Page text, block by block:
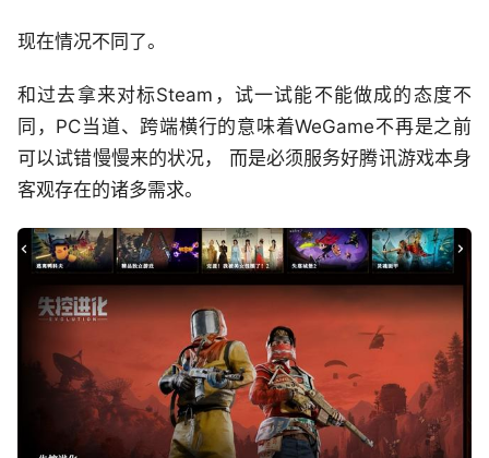
现在情况不同了。
和过去拿来对标Steam，试一试能不能做成的态度不
同，PC当道、跨端横行的意味着WeGame不再是之前
可以试错慢慢来的状况， 而是必须服务好腾讯游戏本身
客观存在的诸多需求。